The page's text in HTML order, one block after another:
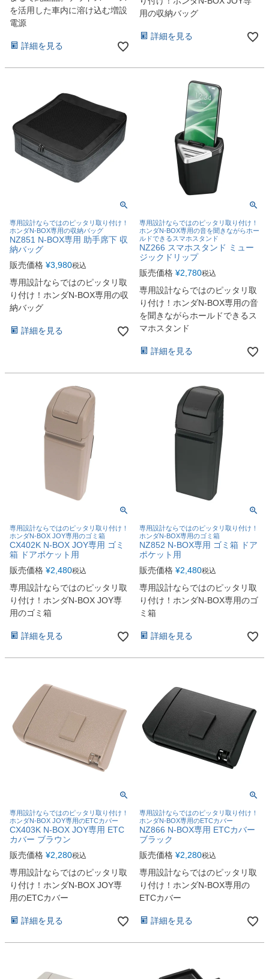
を活用した車内に溶け込む増設
電源
詳細を見る
用の収納バッグ
詳細を見る
専用設計ならではのピッタリ取り付け！
ホンダN-BOX専用の収納バッグ
NZ851 N-BOX専用 助手席下 収
納バッグ
販売価格 ¥3,980税込
専用設計ならではのピッタリ取
り付け！ホンダN-BOX専用の収
納バッグ
詳細を見る
専用設計ならではのピッタリ取り付け！
ホンダN-BOX専用の音を聞きながらホー
ルドできるスマホスタンド
NZ266 スマホスタンド ミュー
ジックドリップ
販売価格 ¥2,780税込
専用設計ならではのピッタリ取
り付け！ホンダN-BOX専用の音
を聞きながらホールドできるス
マホスタンド
詳細を見る
専用設計ならではのピッタリ取り付け！
ホンダN-BOX JOY専用のゴミ箱
CX402K N-BOX JOY専用 ゴミ
箱 ドアポケット用
販売価格 ¥2,480税込
専用設計ならではのピッタリ取
り付け！ホンダN-BOX JOY専
用のゴミ箱
詳細を見る
専用設計ならではのピッタリ取り付け！
ホンダN-BOX専用のゴミ箱
NZ852 N-BOX専用 ゴミ箱 ドア
ポケット用
販売価格 ¥2,480税込
専用設計ならではのピッタリ取
り付け！ホンダN-BOX専用のゴ
ミ箱
詳細を見る
専用設計ならではのピッタリ取り付け！
ホンダN-BOX JOY専用のETCカバー
CX403K N-BOX JOY専用 ETC
カバー ブラウン
販売価格 ¥2,280税込
専用設計ならではのピッタリ取
り付け！ホンダN-BOX JOY専
用のETCカバー
詳細を見る
専用設計ならではのピッタリ取り付け！
ホンダN-BOX専用のETCカバー
NZ866 N-BOX専用 ETCカバー
ブラック
販売価格 ¥2,280税込
専用設計ならではのピッタリ取
り付け！ホンダN-BOX専用の
ETCカバー
詳細を見る